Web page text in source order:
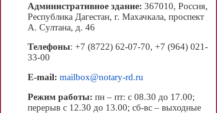
Административное здание: 367010, Россия,
Республика Дагестан, г. Махачкала, проспект
А. Султана, д. 46
Телефоны: +7 (8722) 62-07-70, +7 (964) 021-
33-00
E-mail: mailbox@notary-rd.ru
Режим работы: пн – пт: с 08.30 до 17.00;
перерыв с 12.30 до 13.00; сб-вс – выходные